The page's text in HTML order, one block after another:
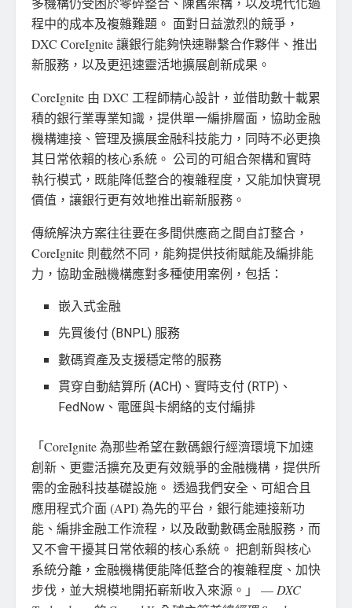
程中的成本及複雜難題。 面對日益激烈的競爭，
DXC CoreIgnite 讓銀行能夠快速聯繫合作夥伴、推出
新服務，以及更迅速靈活地擴展創新成果。
CoreIgnite 由 DXC 工程師精心設計，並借助數十載累
積的銀行業專業知識，提供單一編排層面，協助金融
機構連接、管理及擴展金融科技能力，同時不必更換
其日常依賴的核心系統。 公司的可組合架構和實時
執行模式，既能降低整合的複雜程度，又能加快實現
價值，讓銀行更有效地推出嶄新服務。
傳統解決方案往往要在多間供應商之間自訂整合，
CoreIgnite 則截然不同，能夠提供技術賦能及編排能
力，協助金融機構應對多種使用案例，包括：
嵌入式金融
先買後付 (BNPL) 服務
數碼資產及支援穩定幣的服務
貫穿自動結算所 (ACH)、實時支付 (RTP)、
FedNow、電匯與卡網絡的支付編排
「CoreIgnite 為那些希望在數碼銀行經濟環境下加速
創新、更靈活擴充及更有效競爭的金融機構，提供所
需的金融科技基礎設施。 透過我們安全、可組合且
應用程式介面 (API) 為先的平台，銀行能連接新功
能、編排金融工作流程，以及啟動數碼金融服務，而
又不會干擾其日常依賴的核心系統。 把創新與核心
系統分離，金融機構便能降低整合的複雜程度、加快
步伐，並大規模地開拓嶄新收入來源。」 — DXC